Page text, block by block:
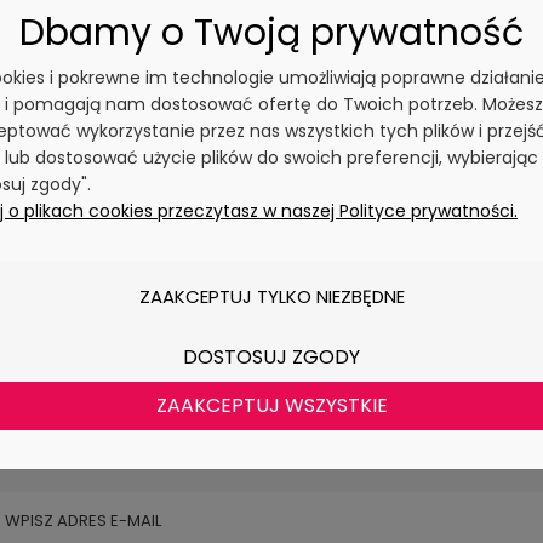
basenowy PREMIUM z
Produkcja PL
259 ocen
498,00 zł
KOSZYKA
DREWNO TERMO U + STOLIK +
SOFA NA TARAS / Narożnik U
149 ocen
4 699,00 zł
NEWSLETTER
i otrzymuj powiadomienia o produktach i
Dbamy o Twoją prywatność
i pokrewne im technologie umożliwiają poprawne działanie
pomagają nam dostosować ofertę do Twoich potrzeb. Możesz
wykorzystanie przez nas wszystkich tych plików i
lub dostosować użycie plików do swoich preferencji,
zgody".
o plikach cookies przeczytasz w naszej Polityce prywatności.
ZAAKCEPTUJ TYLKO NIEZBĘDNE
DOSTOSUJ ZGODY
ZAAKCEPTUJ WSZYSTKIE